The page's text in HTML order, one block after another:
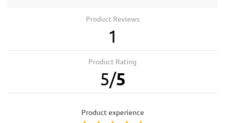
Product Reviews
1
Product Rating
5/5
product experience